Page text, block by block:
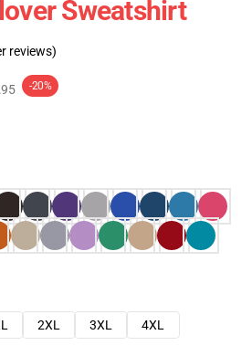
Sweatshirt
reviews)
-20%
2XL 3XL
4XL